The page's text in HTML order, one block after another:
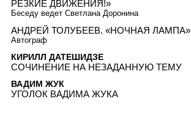
РЕЗКИЕ ДВИЖЕНИЯ!»
Беседу ведет Светлана Доронина
АНДРЕЙ ТОЛУБЕЕВ. «НОЧНАЯ ЛАМПА»
Автограф
КИРИЛЛ ДАТЕШИДЗЕ
СОЧИНЕНИЕ НА НЕЗАДАННУЮ ТЕМУ
ВАДИМ ЖУК
УГОЛОК ВАДИМА ЖУКА